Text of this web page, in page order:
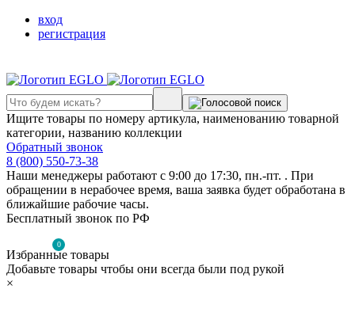
вход
регистрация
Ищите товары по номеру артикула, наименованию товарной
категории, названию коллекции
Обратный звонок
8 (800) 550-73-38
Наши менеджеры работают с 9:00 до 17:30, пн.-пт. . При
обращении в нерабочее время, ваша заявка будет обработана в
ближайшие рабочие часы.
Бесплатный звонок по РФ
0
Избранные товары
Добавьте товары чтобы они всегда были под рукой
×